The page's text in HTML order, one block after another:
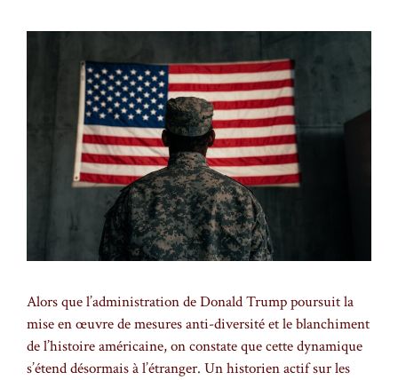
Alors que l’administration de Donald Trump poursuit la
mise en œuvre de mesures anti-diversité et le blanchiment
de l’histoire américaine, on constate que cette dynamique
s’étend désormais à l’étranger. Un historien actif sur les